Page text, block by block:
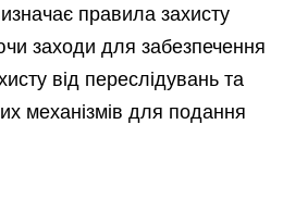
правила захисту
заходи для забезпечення
від переслідувань та
механізмів для подання